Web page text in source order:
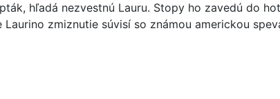
hľadá nezvestnú Lauru. Stopy ho zavedú do
Laurino zmiznutie súvisí so známou americkou